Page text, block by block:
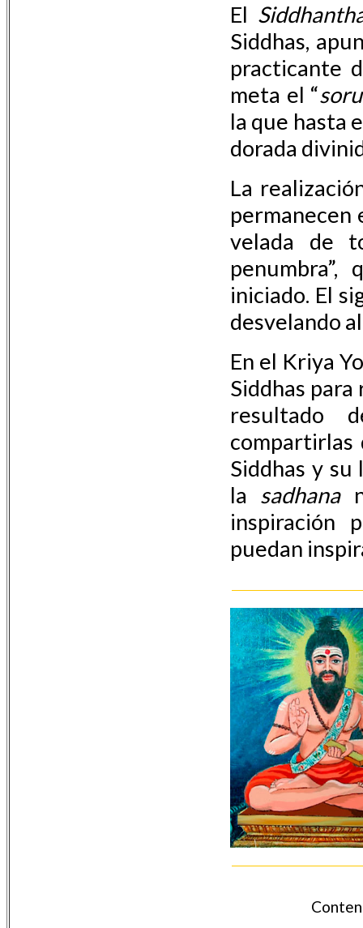
El
Siddhas,
practicante
meta el “
la que hasta
dorada
La
permanecen
velada de
iniciado. El
desvelando
En el Kriya
Siddhas
resultado
compartirlas
Siddhas y
la sadhana
inspiración
puedan